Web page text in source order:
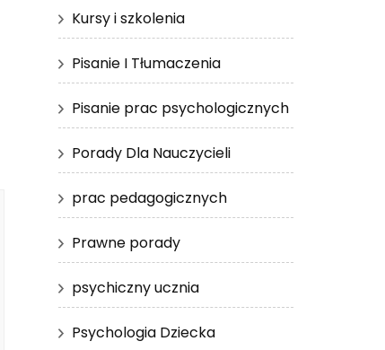
Kursy i szkolenia
Pisanie I Tłumaczenia
Pisanie prac psychologicznych
Porady Dla Nauczycieli
prac pedagogicznych
Prawne porady
psychiczny ucznia
Psychologia Dziecka